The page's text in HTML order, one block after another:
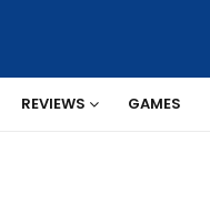
REVIEWS GAMES